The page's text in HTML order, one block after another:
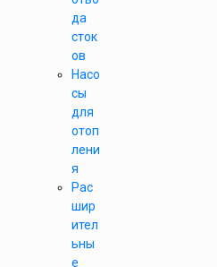
да
сток
ов
Насо
сы
для
отоп
лени
я
Рас
шир
ител
ьны
е